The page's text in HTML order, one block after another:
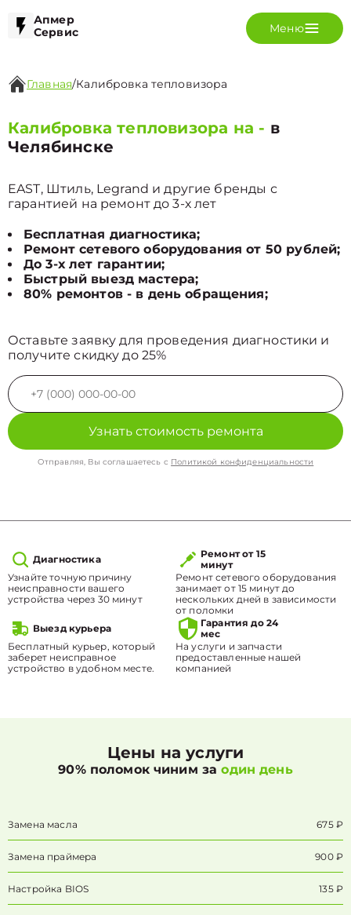
Апмер
Сервис
Меню
Главная/Калибровка тепловизора
Калибровка тепловизора на - в
Челябинске
EAST, Штиль, Legrand и другие бренды с
гарантией на ремонт до 3-х лет
Бесплатная диагностика;
Ремонт сетевого оборудования от 50 рублей;
До 3-х лет гарантии;
Быстрый выезд мастера;
80% ремонтов - в день обращения;
Оставьте заявку для проведения диагностики и
получите скидку до 25%
Узнать стоимость ремонта
Отправляя, Вы соглашаетесь с Политикой конфиденциальности
Диагностика
Узнайте точную причину
неисправности вашего
устройства через 30 минут
Ремонт от 15
минут
Ремонт сетевого оборудования
занимает от 15 минут до
нескольких дней в зависимости
от поломки
Выезд курьера
Бесплатный курьер, который
заберет неисправное
устройство в удобном месте.
Гарантия до 24
мес
На услуги и запчасти
предоставленные нашей
компанией
Цены на услуги
90% поломок чиним заодин день
Замена масла 675 ₽
Замена праймера 900 ₽
Настройка BIOS 135 ₽